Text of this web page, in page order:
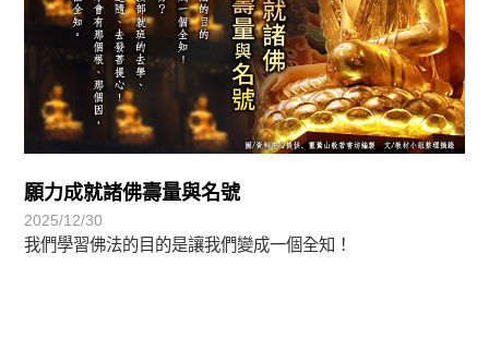
願力成就諸佛壽量與名號
2025/12/30
我們學習佛法的目的是讓我們變成一個全知！